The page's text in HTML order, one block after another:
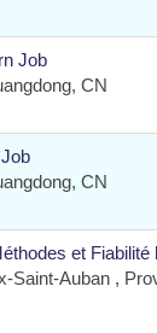
Job
CN
CN
et Fiabilité
Saint-Auban ,